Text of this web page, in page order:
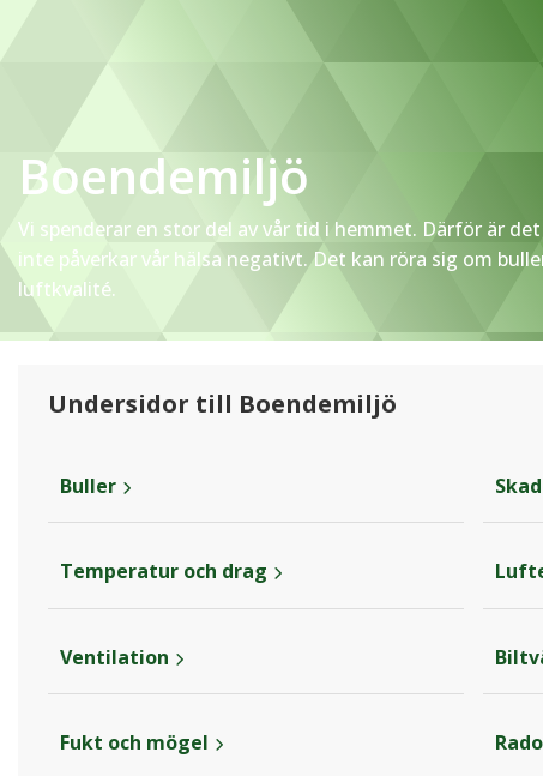
Boendemiljö
Vi spenderar en stor del av vår tid i hemmet. Därför är
inte påverkar vår hälsa negativt. Det kan röra sig om
luftkvalité.
Undersidor till Boendemiljö
Buller
Temperatur och drag
Ventilation
Fukt och mögel